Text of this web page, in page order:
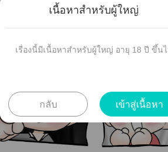
เนื้อหาสำหรับผู้ใหญ่
เรื่องนี้มีเนื้อหาสำหรับผู้ใหญ่ อายุ 18 ปี ขึ้น
กลับ เข้าสู่เนื้อหา